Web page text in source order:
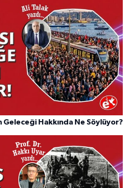
Geleceği Hakkında Ne Söylüyor?